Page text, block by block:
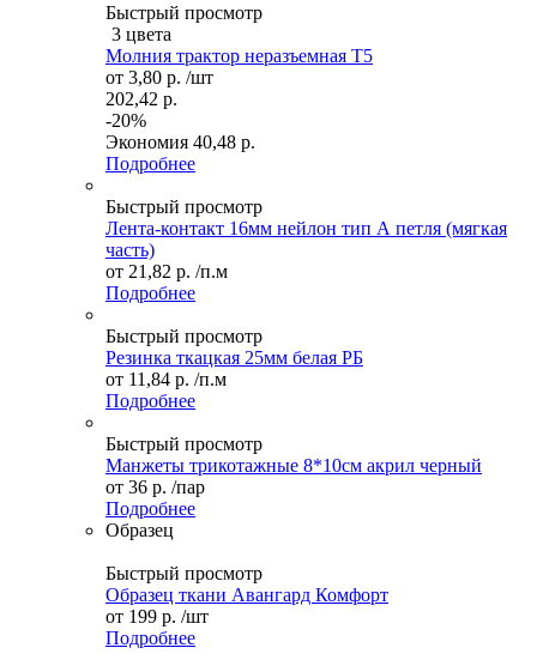
Быстрый просмотр
3 цвета
Молния трактор неразъемная Т5
от 3,80 р. /шт
202,42 р.
-20%
Экономия 40,48 р.
Подробнее
Быстрый просмотр
Лента-контакт 16мм нейлон тип А петля (мягкая
часть)
от 21,82 р. /п.м
Подробнее
Быстрый просмотр
Резинка ткацкая 25мм белая РБ
от 11,84 р. /п.м
Подробнее
Быстрый просмотр
Манжеты трикотажные 8*10см акрил черный
от 36 р. /пар
Подробнее
Образец
Быстрый просмотр
Образец ткани Авангард Комфорт
от 199 р. /шт
Подробнее